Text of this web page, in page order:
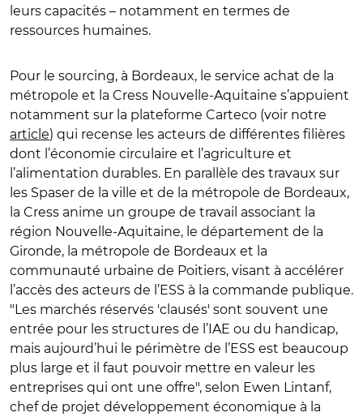
leurs capacités – notamment en termes de
ressources humaines.
Pour le sourcing, à Bordeaux, le service achat de la
métropole et la Cress Nouvelle-Aquitaine s’appuient
notamment sur la plateforme Carteco (voir notre
article) qui recense les acteurs de différentes filières
dont l’économie circulaire et l’agriculture et
l’alimentation durables. En parallèle des travaux sur
les Spaser de la ville et de la métropole de Bordeaux,
la Cress anime un groupe de travail associant la
région Nouvelle-Aquitaine, le département de la
Gironde, la métropole de Bordeaux et la
communauté urbaine de Poitiers, visant à accélérer
l’accès des acteurs de l’ESS à la commande publique.
"Les marchés réservés 'clausés' sont souvent une
entrée pour les structures de l’IAE ou du handicap,
mais aujourd’hui le périmètre de l’ESS est beaucoup
plus large et il faut pouvoir mettre en valeur les
entreprises qui ont une offre", selon Ewen Lintanf,
chef de projet développement économique à la